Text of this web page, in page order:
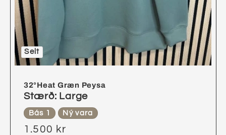
Selt
32°Heat Græn Peysa
Stærð: Large
Bás 1 Ný vara
1.500 kr